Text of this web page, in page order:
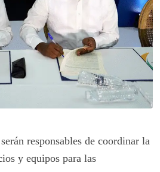
responsables de coordinar la
y equipos para las